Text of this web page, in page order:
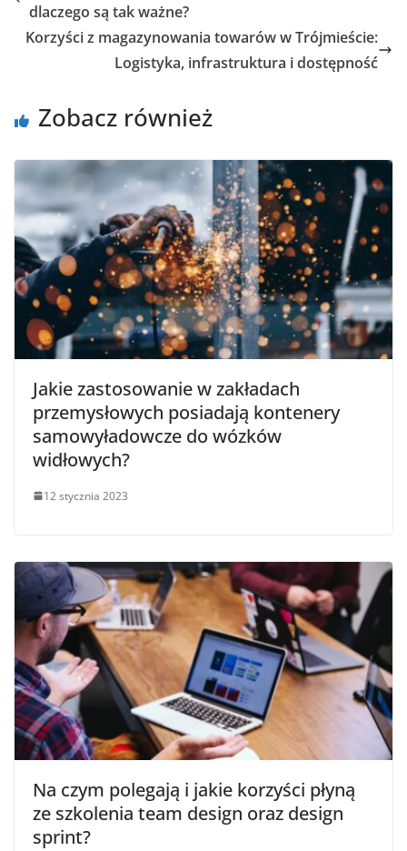
dlaczego są tak ważne?
Korzyści z magazynowania towarów w Trójmieście:
Logistyka, infrastruktura i dostępność
Zobacz również
Jakie zastosowanie w zakładach
przemysłowych posiadają kontenery
samowyładowcze do wózków
widłowych?
12 stycznia 2023
Na czym polegają i jakie korzyści płyną
ze szkolenia team design oraz design
sprint?